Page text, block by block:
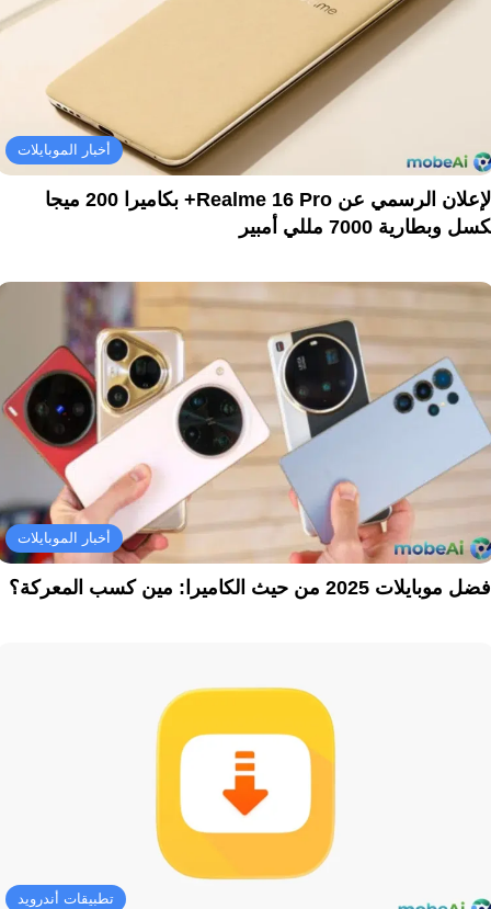
أخبار الموبايلات
الإعلان الرسمي عن Realme 16 Pro+ بكاميرا 200 ميجا
وبطارية 7000 مللي أمبير
أخبار الموبايلات
موبايلات 2025 من حيث الكاميرا: مين كسب المعركة؟
تطبيقات أندرويد